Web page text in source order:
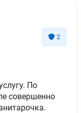
2
По
совершенно